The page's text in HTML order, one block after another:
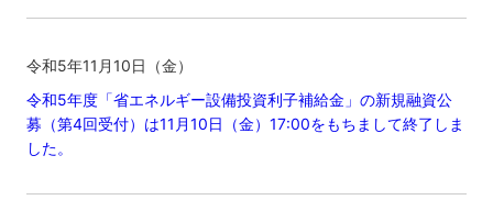
令和5年11月10日（金）
令和5年度「省エネルギー設備投資利子補給金」の新規融資公
募（第4回受付）は11月10日（金）17:00をもちまして終了しま
した。